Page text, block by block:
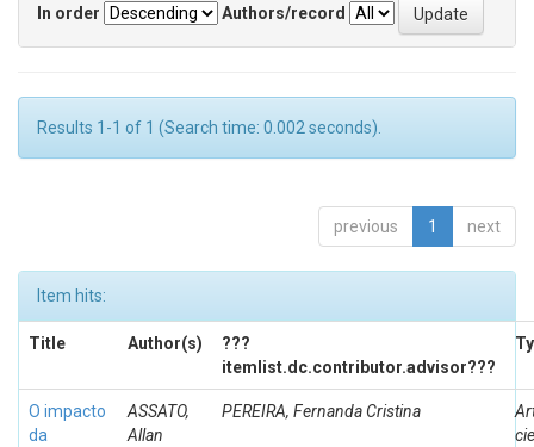
In order
Authors/record
Results 1-1 of 1 (Search time: 0.002 seconds).
previous 1 next
Item hits:
Title Author(s)
???
itemlist.dc.contributor.advisor???
O impacto
da
ASSATO,
Allan
PEREIRA, Fernanda Cristina